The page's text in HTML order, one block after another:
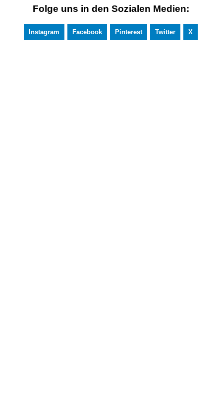
Folge uns in den Sozialen Medien:
Instagram Facebook Pinterest Twitter X